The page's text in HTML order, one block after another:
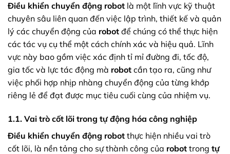
Điều khiển chuyển động robot là một lĩnh vực kỹ thuật
chuyên sâu liên quan đến việc lập trình, thiết kế và quản
lý các chuyển động của robot để chúng có thể thực hiện
các tác vụ cụ thể một cách chính xác và hiệu quả. Lĩnh
vực này bao gồm việc xác định tỉ mỉ đường đi, tốc độ,
gia tốc và lực tác động mà robot cần tạo ra, cũng như
việc phối hợp nhịp nhàng chuyển động của từng khớp
riêng lẻ để đạt được mục tiêu cuối cùng của nhiệm vụ.
1.1. Vai trò cốt lõi trong tự động hóa công nghiệp
Điều khiển chuyển động robot thực hiện nhiều vai trò
cốt lõi, là nền tảng cho sự thành công của robot trong tự